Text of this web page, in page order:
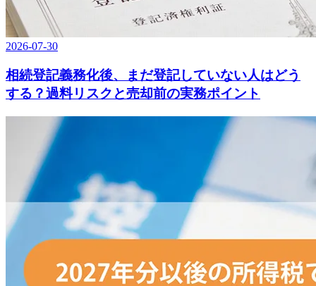
2026-07-30
相続登記義務化後、まだ登記していない人はどう
する？過料リスクと売却前の実務ポイント